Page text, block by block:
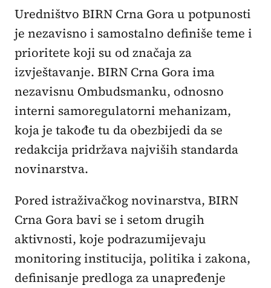
Uredništvo BIRN Crna Gora u potpunosti
je nezavisno i samostalno definiše teme i
prioritete koji su od značaja za
izvještavanje. BIRN Crna Gora ima
nezavisnu Ombudsmanku, odnosno
interni samoregulatorni mehanizam,
koja je takođe tu da obezbijedi da se
redakcija pridržava najviših standarda
novinarstva.
Pored istraživačkog novinarstva, BIRN
Crna Gora bavi se i setom drugih
aktivnosti, koje podrazumijevaju
monitoring institucija, politika i zakona,
definisanje predloga za unapređenje